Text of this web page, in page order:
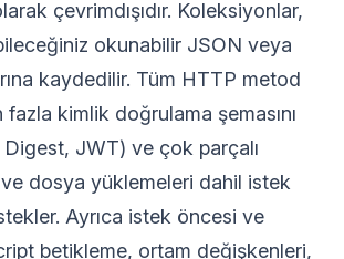
çevrimdışıdır. Koleksiyonlar,
okunabilir JSON veya
kaydedilir. Tüm HTTP metod
kimlik doğrulama şemasını
JWT) ve çok parçalı
dosya yüklemeleri dahil istek
Ayrıca istek öncesi ve
betikleme, ortam değişkenleri,